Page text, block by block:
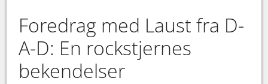
Foredrag med Laust fra D-
A-D: En rockstjernes
bekendelser